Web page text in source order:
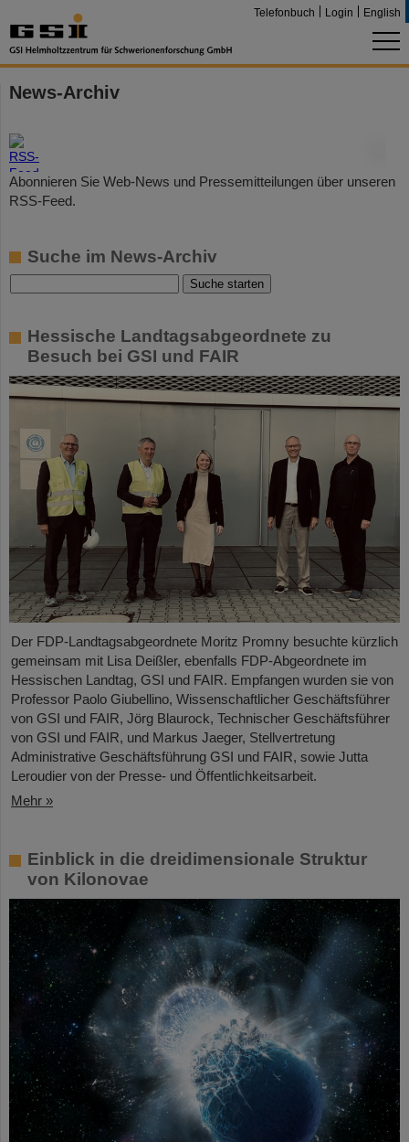
Telefonbuch Login English
News-Archiv
Abonnieren Sie Web-News und Pressemitteilungen über unseren
RSS-Feed.
Suche im News-Archiv
Hessische Landtagsabgeordnete zu
Besuch bei GSI und FAIR
Der FDP-Landtagsabgeordnete Moritz Promny besuchte kürzlich
gemeinsam mit Lisa Deißler, ebenfalls FDP-Abgeordnete im
Hessischen Landtag, GSI und FAIR. Empfangen wurden sie von
Professor Paolo Giubellino, Wissenschaftlicher Geschäftsführer
von GSI und FAIR, Jörg Blaurock, Technischer Geschäftsführer
von GSI und FAIR, und Markus Jaeger, Stellvertretung
Administrative Geschäftsführung GSI und FAIR, sowie Jutta
Leroudier von der Presse- und Öffentlichkeitsarbeit.
Mehr »
Einblick in die dreidimensionale Struktur
von Kilonovae